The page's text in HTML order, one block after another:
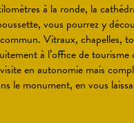
à la ronde, la
vous pourrez y
Vitraux, chapelles,
à l’office de tourisme
en autonomie mais
le monument, en vous